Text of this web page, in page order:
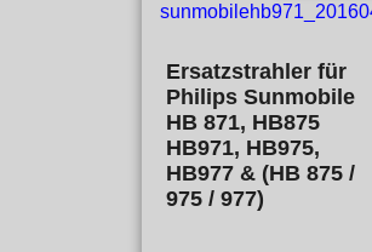
Ersatzstrahler für
Philips Sunmobile
HB 871, HB875
HB971, HB975,
HB977 & (HB 875 /
975 / 977)